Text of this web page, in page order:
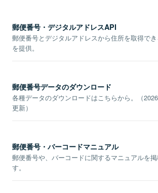
郵便番号・デジタルアドレスAPI
郵便番号とデジタルアドレスから住所を取得で
を提供。
郵便番号データのダウンロード
各種データのダウンロードはこちらから。（
更新）
郵便番号・バーコードマニュアル
郵便番号や、バーコードに関するマニュアルを掲
す。